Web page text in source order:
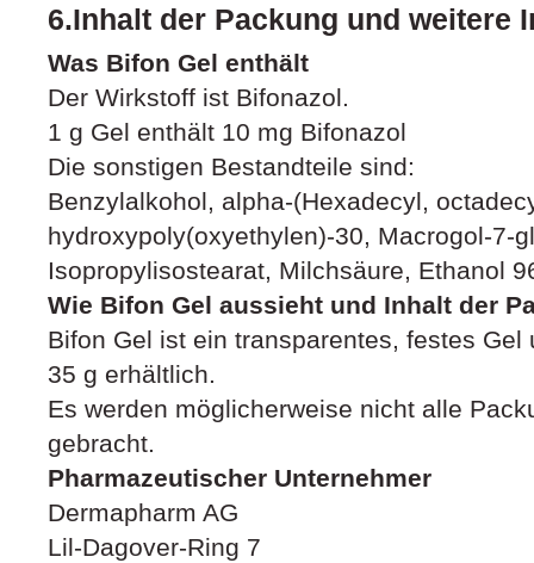
6.Inhalt der Packung und weitere
Was Bifon Gel enthält
Der Wirkstoff ist Bifonazol.
1 g Gel enthält 10 mg Bifonazol
Die sonstigen Bestandteile sind:
Benzylalkohol, alpha-(Hexadecyl,
hydroxypoly(oxyethylen)-30, Macrogol-7-
Isopropylisostearat, Milchsäure, Ethanol
Wie Bifon Gel aussieht und Inhalt der
Bifon Gel ist ein transparentes, festes Gel
35 g erhältlich.
Es werden möglicherweise nicht alle
gebracht.
Pharmazeutischer Unternehmer
Dermapharm AG
Lil-Dagover-Ring 7